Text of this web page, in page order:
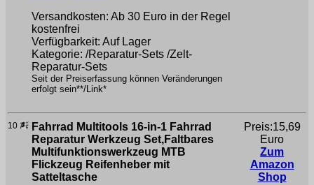
Versandkosten: Ab 30 Euro in der Regel
kostenfrei
Verfügbarkeit: Auf Lager
Kategorie: /Reparatur-Sets /Zelt-
Reparatur-Sets
Seit der Preiserfassung können Veränderungen
erfolgt sein**/Link*
10
Fahrrad Multitools 16-in-1 Fahrrad
Reparatur Werkzeug Set,Faltbares
Multifunktionswerkzeug MTB
Flickzeug Reifenheber mit
Satteltasche
Preis:15,69
Euro
Zum
Amazon
Shop